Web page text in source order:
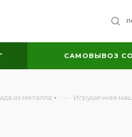
САМОВЫВОЗ
из металла — Игрушечная